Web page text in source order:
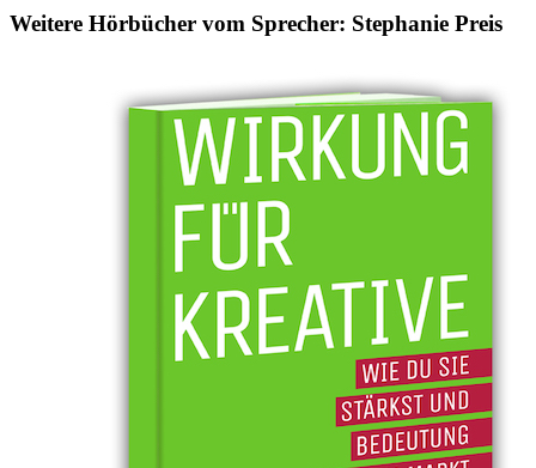
Weitere Hörbücher vom Sprecher: Stephanie Preis